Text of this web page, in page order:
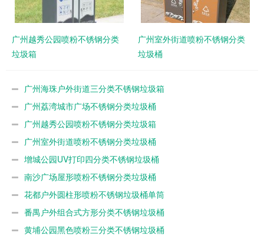
广州越秀公园喷粉不锈钢分类
垃圾箱
广州室外街道喷粉不锈钢分类
垃圾桶
广州海珠户外街道三分类不锈钢垃圾箱
广州荔湾城市广场不锈钢分类垃圾桶
广州越秀公园喷粉不锈钢分类垃圾箱
广州室外街道喷粉不锈钢分类垃圾桶
增城公园UV打印四分类不锈钢垃圾桶
南沙广场屋形喷粉不锈钢分类垃圾桶
花都户外圆柱形喷粉不锈钢垃圾桶单筒
番禺户外组合式方形分类不锈钢垃圾桶
黄埔公园黑色喷粉三分类不锈钢垃圾桶